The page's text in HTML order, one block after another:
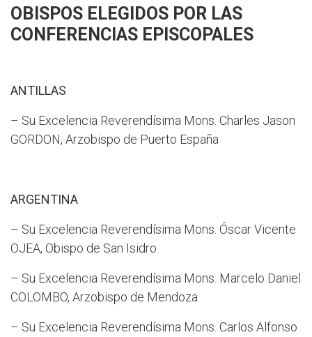
OBISPOS ELEGIDOS POR LAS
CONFERENCIAS EPISCOPALES
ANTILLAS
– Su Excelencia Reverendísima Mons. Charles Jason
GORDON, Arzobispo de Puerto España
ARGENTINA
– Su Excelencia Reverendísima Mons. Óscar Vicente
OJEA, Obispo de San Isidro
– Su Excelencia Reverendísima Mons. Marcelo Daniel
COLOMBO, Arzobispo de Mendoza
– Su Excelencia Reverendísima Mons. Carlos Alfonso